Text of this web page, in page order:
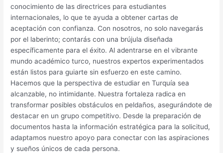
conocimiento de las directrices para estudiantes
internacionales, lo que te ayuda a obtener cartas de
aceptación con confianza. Con nosotros, no solo navegarás
por el laberinto; contarás con una brújula diseñada
específicamente para el éxito. Al adentrarse en el vibrante
mundo académico turco, nuestros expertos experimentados
están listos para guiarte sin esfuerzo en este camino.
Hacemos que la perspectiva de estudiar en Turquía sea
alcanzable, no intimidante. Nuestra fortaleza radica en
transformar posibles obstáculos en peldaños, asegurándote de
destacar en un grupo competitivo. Desde la preparación de
documentos hasta la información estratégica para la solicitud,
adaptamos nuestro apoyo para conectar con las aspiraciones
y sueños únicos de cada persona.